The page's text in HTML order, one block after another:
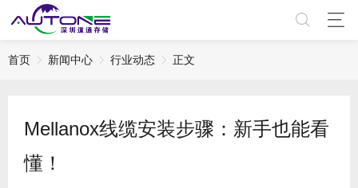
首页 新闻中心 行业动态 正文
Mellanox线缆安装步骤：新手也能看
懂！